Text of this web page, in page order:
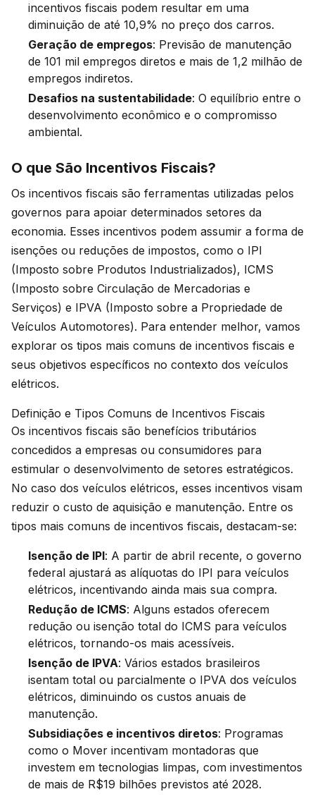
incentivos fiscais podem resultar em uma
diminuição de até 10,9% no preço dos carros.
Geração de empregos: Previsão de manutenção
de 101 mil empregos diretos e mais de 1,2 milhão de
empregos indiretos.
Desafios na sustentabilidade: O equilíbrio entre o
desenvolvimento econômico e o compromisso
ambiental.
O que São Incentivos Fiscais?
Os incentivos fiscais são ferramentas utilizadas pelos
governos para apoiar determinados setores da
economia. Esses incentivos podem assumir a forma de
isenções ou reduções de impostos, como o IPI
(Imposto sobre Produtos Industrializados), ICMS
(Imposto sobre Circulação de Mercadorias e
Serviços) e IPVA (Imposto sobre a Propriedade de
Veículos Automotores). Para entender melhor, vamos
explorar os tipos mais comuns de incentivos fiscais e
seus objetivos específicos no contexto dos veículos
elétricos.
Definição e Tipos Comuns de Incentivos Fiscais
Os incentivos fiscais são benefícios tributários
concedidos a empresas ou consumidores para
estimular o desenvolvimento de setores estratégicos.
No caso dos veículos elétricos, esses incentivos visam
reduzir o custo de aquisição e manutenção. Entre os
tipos mais comuns de incentivos fiscais, destacam-se:
Isenção de IPI: A partir de abril recente, o governo
federal ajustará as alíquotas do IPI para veículos
elétricos, incentivando ainda mais sua compra.
Redução de ICMS: Alguns estados oferecem
redução ou isenção total do ICMS para veículos
elétricos, tornando-os mais acessíveis.
Isenção de IPVA: Vários estados brasileiros
isentam total ou parcialmente o IPVA dos veículos
elétricos, diminuindo os custos anuais de
manutenção.
Subsidiações e incentivos diretos: Programas
como o Mover incentivam montadoras que
investem em tecnologias limpas, com investimentos
de mais de R$19 bilhões previstos até 2028.